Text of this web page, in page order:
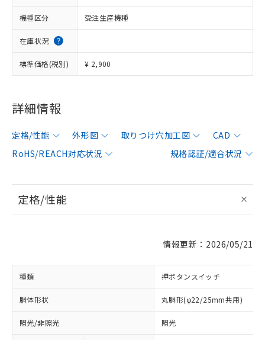
機種区分 受注生産機種
在庫状況
標準価格(税別) ¥ 2,900
詳細情報
定格/性能 外形図 取りつけ穴加工図
CAD
RoHS/REACH対応状況
規格認証/適合状況
定格/性能
情報更新：2026/05/21
種類 押ボタンスイッチ
胴体形状 丸胴形(φ22/25mm共用)
照光/非照光 照光